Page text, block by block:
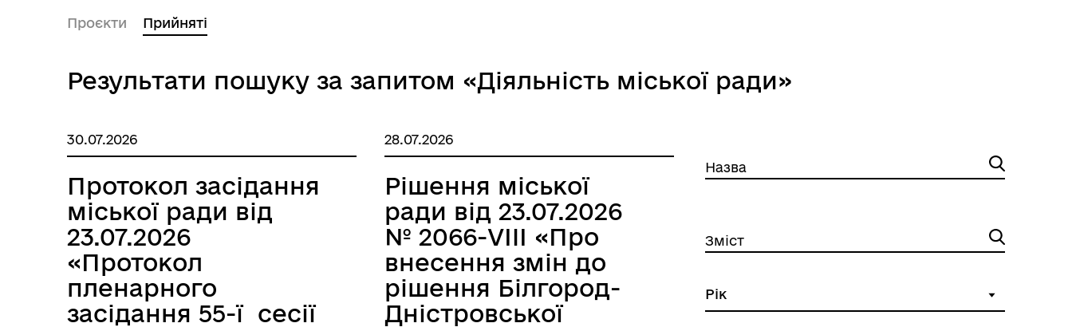
Асоціація міст України Одеська обласна рада Верховна Рада України
Проєкти Прийняті
Результати пошуку за запитом «Діяльність міської ради»
30.07.2026
Протокол засідання
міської ради від
23.07.2026
«Протокол
пленарного
засідання 55-ї сесії
28.07.2026
Рішення міської
ради від 23.07.2026
№ 2066-VIII «Про
внесення змін до
рішення Білгород-
Дністровської
Назва
Зміст